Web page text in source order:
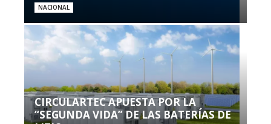
NACIONAL
CIRCULARTEC APUESTA POR LA
“SEGUNDA VIDA” DE LAS BATERÍAS DE